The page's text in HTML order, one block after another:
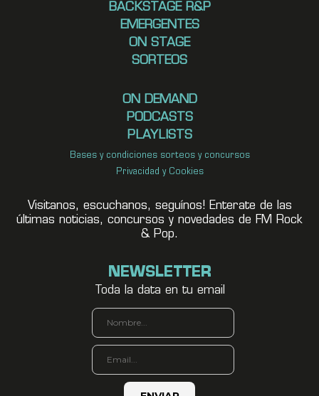
BACKSTAGE R&P
EMERGENTES
ON STAGE
SORTEOS
ON DEMAND
PODCASTS
PLAYLISTS
Bases y condiciones sorteos y concursos
Privacidad y Cookies
Visitanos, escuchanos, seguínos! Enterate de las
últimas noticias, concursos y novedades de FM Rock
& Pop.
NEWSLETTER
Toda la data en tu email